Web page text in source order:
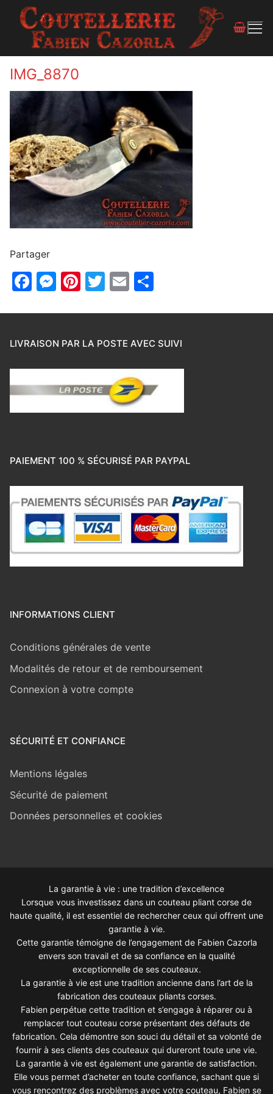
IMG_8870
Partager
Facebook
Messenger
Pinterest
Twitter
Email
LIVRAISON PAR LA POSTE AVEC SUIVI
PAIEMENT 100 % SÉCURISÉ PAR PAYPAL
INFORMATIONS CLIENT
Conditions générales de vente
Modalités de retour et de remboursement
Connexion à votre compte
SÉCURITÉ ET CONFIANCE
Mentions légales
Sécurité de paiement
Données personnelles et cookies
La garantie à vie : une tradition d’excellence
Lorsque vous investissez dans un couteau pliant corse de
haute qualité, il est essentiel de rechercher ceux qui offrent une
garantie à vie.
Cette garantie témoigne de l’engagement de Fabien Cazorla
envers son travail et de sa confiance en la qualité
exceptionnelle de ses couteaux.
La garantie à vie est une tradition ancienne dans l’art de la
fabrication des couteaux pliants corses.
Fabien perpétue cette tradition et s’engage à réparer ou à
remplacer tout couteau corse présentant des défauts de
fabrication. Cela démontre son souci du détail et sa volonté de
fournir à ses clients des couteaux qui dureront toute une vie.
La garantie à vie est également une garantie de satisfaction.
Elle vous permet d’acheter en toute confiance, sachant que si
vous rencontrez des problèmes avec votre couteau, Fabien se